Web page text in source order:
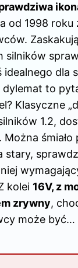
d
di
t
m
bl
r
k
e
dI
n
od 1998 roku
silników
dla
dylemat to
Klasyczne
1.2,
Można
stary,
kolei 16V, z
zrywny,
może być…